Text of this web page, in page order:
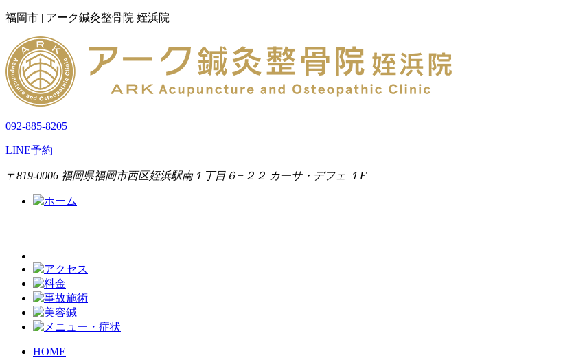
福岡市 | アーク鍼灸整骨院 姪浜院
092-885-8205
LINE予約
〒819-0006 福岡県福岡市西区姪浜駅南１丁目６−２２ カーサ・デフェ １F
HOME